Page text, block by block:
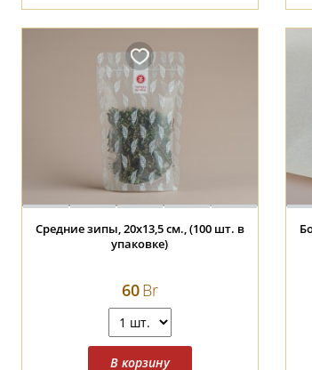
Средние зипы, 20х13,5 см., (100 шт. в
упаковке)
60Br